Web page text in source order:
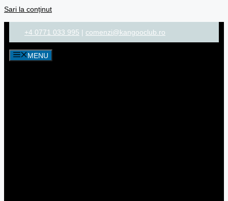
Sari la conținut
+4 0771 033 995 | comenzi@kangooclub.ro
MENU